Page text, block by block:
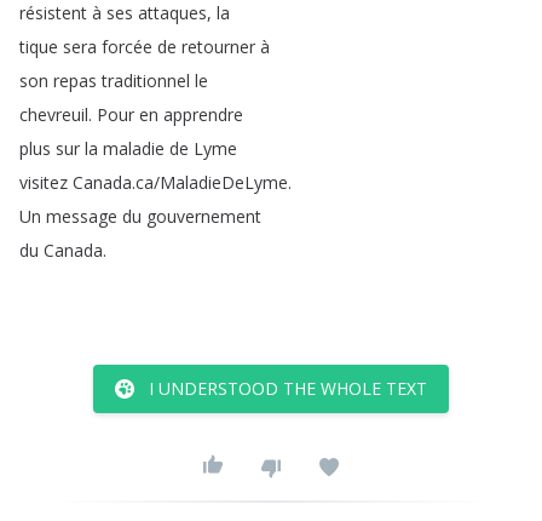
résistent à ses attaques, la
tique sera forcée de retourner à
son repas traditionnel le
chevreuil. Pour en apprendre
plus sur la maladie de Lyme
visitez Canada.ca/MaladieDeLyme.
Un message du gouvernement
du Canada.
I UNDERSTOOD THE WHOLE TEXT